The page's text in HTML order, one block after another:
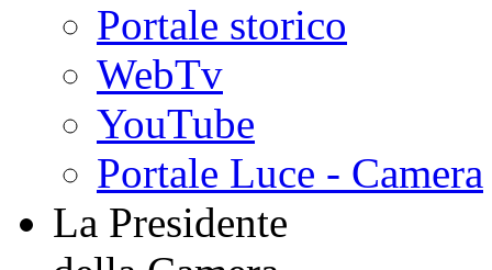
Portale storico
WebTv
YouTube
Portale Luce - Camera
La Presidente